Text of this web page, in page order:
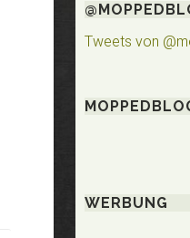
Tweets von
WERBUNG